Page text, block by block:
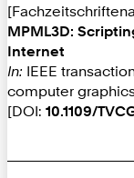
MPML3D:
Internet
In: IEEE
computer
[DOI: 10.1109/